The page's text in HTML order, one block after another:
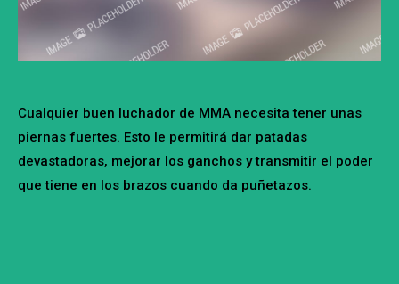
Cualquier buen luchador de MMA necesita tener unas
piernas fuertes. Esto le permitirá dar patadas
devastadoras, mejorar los ganchos y transmitir el poder
que tiene en los brazos cuando da puñetazos.